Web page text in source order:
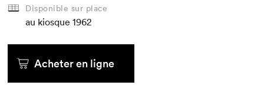
Disponible sur place
au kiosque 1962
Acheter en ligne